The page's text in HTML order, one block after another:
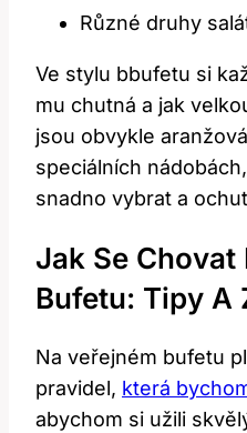
Různé druhy
Ve stylu bbufetu si
mu chutná a jak
jsou obvykle
speciálních
snadno vybrat a
Jak Se Chovat
Bufetu: Tipy A
Na veřejném bufetu
pravidel, která
abychom si užili